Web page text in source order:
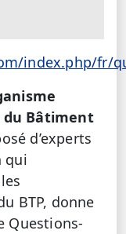
index.php/fr/
du Bâtiment
d’experts
qui
BTP, donne
Questions-